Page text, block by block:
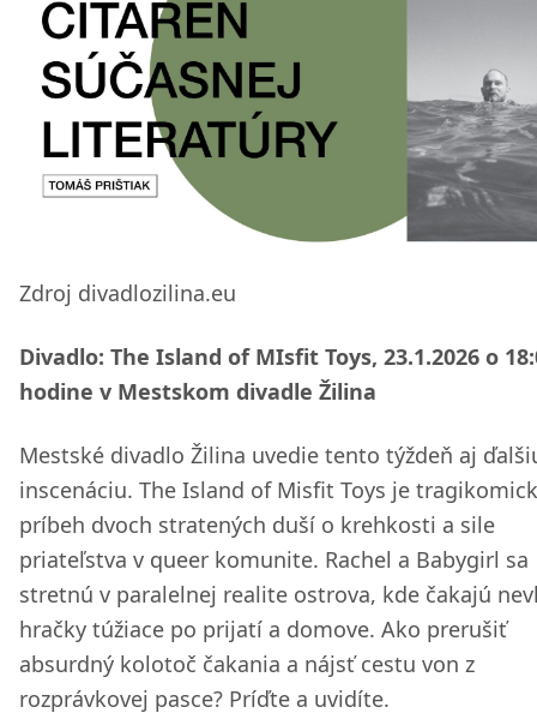
Zdroj divadlozilina.eu
Divadlo: The Island of MIsfit Toys, 23.1.2026 o
hodine v Mestskom divadle Žilina
Mestské divadlo Žilina uvedie tento týždeň aj
inscenáciu. The Island of Misfit Toys je
príbeh dvoch stratených duší o krehkosti a sile
priateľstva v queer komunite. Rachel a Babygirl sa
stretnú v paralelnej realite ostrova, kde čakajú
hračky túžiace po prijatí a domove. Ako prerušiť
absurdný kolotoč čakania a nájsť cestu von z
rozprávkovej pasce? Príďte a uvidíte.